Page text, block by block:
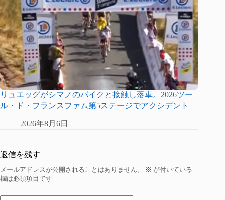
リュエッグがシマノのバイクと接触し落車。2026ツー
ル・ド・フランスファム第5ステージでアクシデント
2026年8月6日
返信を残す
メールアドレスが公開されることはありません。 ※ が付いている
欄は必須項目です